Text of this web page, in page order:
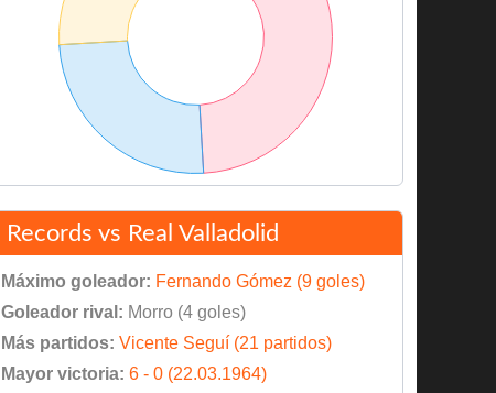
Records vs Real Valladolid
Máximo goleador: Fernando Gómez (9 goles)
Goleador rival: Morro (4 goles)
Más partidos: Vicente Seguí (21 partidos)
Mayor victoria: 6 - 0 (22.03.1964)